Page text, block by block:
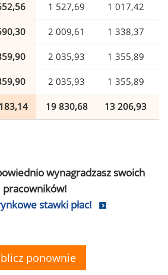
1 527,69 1 017,42
2 009,61 1 338,37
2 035,93 1 355,89
2 035,93 1 355,89
19 830,68 13 206,93
wynagradzasz swoich
pracowników!
stawki płac!
ponownie